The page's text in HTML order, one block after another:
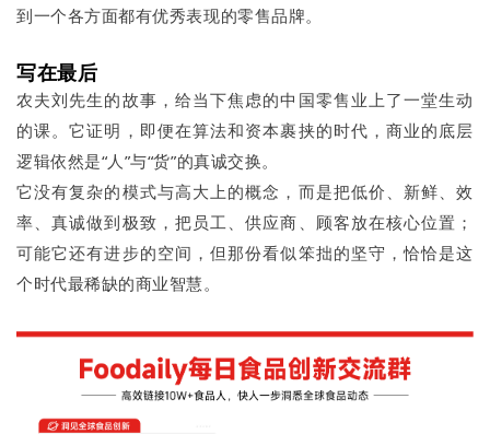
到一个各方面都有优秀表现的零售品牌。
写在最后
农夫刘先生的故事，给当下焦虑的中国零售业上了一堂生动
的课。它证明，即便在算法和资本裹挟的时代，商业的底层
逻辑依然是“人”与“货”的真诚交换。
它没有复杂的模式与高大上的概念，而是把低价、新鲜、效
率、真诚做到极致，把员工、供应商、顾客放在核心位置；
可能它还有进步的空间，但那份看似笨拙的坚守，恰恰是这
个时代最稀缺的商业智慧。